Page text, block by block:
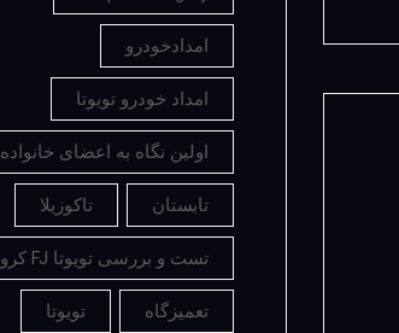
امدادخودرو
امداد خودرو تویوتا
اولین نگاه به اعضای خانواده bZ
تابستان تاکوزیلا
تست و بررسی تویوتا FJ کروزر
تعمیزگاه تویوتا